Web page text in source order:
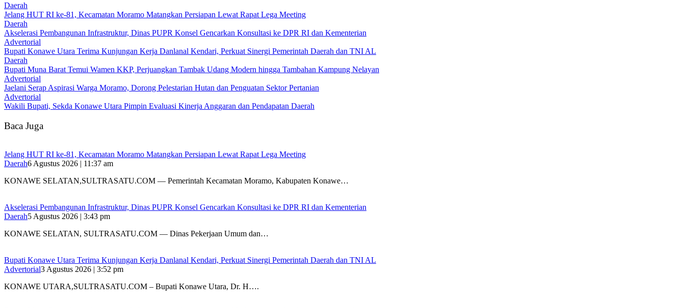
Daerah
‎Jelang HUT RI ke-81, Kecamatan Moramo Matangkan Persiapan Lewat Rapat Lega Meeting
Daerah
Akselerasi Pembangunan Infrastruktur, Dinas PUPR Konsel Gencarkan Konsultasi ke DPR RI dan Kementerian
Advertorial
Bupati Konawe Utara Terima Kunjungan Kerja Danlanal Kendari, Perkuat Sinergi Pemerintah Daerah dan TNI AL
Daerah
‎Bupati Muna Barat Temui Wamen KKP, Perjuangkan Tambak Udang Modern hingga Tambahan Kampung Nelayan
Advertorial
Jaelani Serap Aspirasi Warga Moramo, Dorong Pelestarian Hutan dan Penguatan Sektor Pertanian
Advertorial
Wakili Bupati, Sekda Konawe Utara Pimpin Evaluasi Kinerja Anggaran dan Pendapatan Daerah
Baca Juga
‎Jelang HUT RI ke-81, Kecamatan Moramo Matangkan Persiapan Lewat Rapat Lega Meeting
Daerah6 Agustus 2026 | 11:37 am
KONAWE SELATAN,SULTRASATU.COM — Pemerintah Kecamatan Moramo, Kabupaten Konawe…
Akselerasi Pembangunan Infrastruktur, Dinas PUPR Konsel Gencarkan Konsultasi ke DPR RI dan Kementerian
Daerah5 Agustus 2026 | 3:43 pm
KONAWE SELATAN, SULTRASATU.COM — Dinas Pekerjaan Umum dan…
Bupati Konawe Utara Terima Kunjungan Kerja Danlanal Kendari, Perkuat Sinergi Pemerintah Daerah dan TNI AL
Advertorial3 Agustus 2026 | 3:52 pm
‎KONAWE UTARA,SULTRASATU.COM – Bupati Konawe Utara, Dr. H….